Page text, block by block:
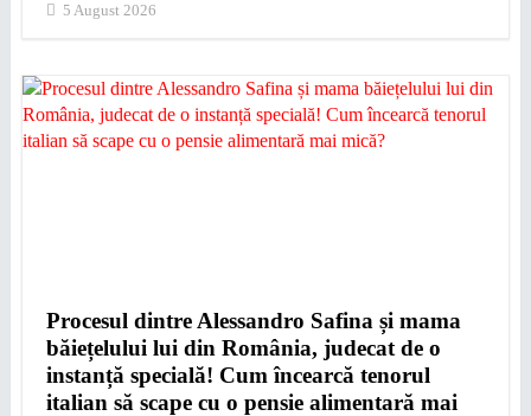
5 August 2026
Procesul dintre Alessandro Safina și mama
băiețelului lui din România, judecat de o
instanță specială! Cum încearcă tenorul
italian să scape cu o pensie alimentară mai